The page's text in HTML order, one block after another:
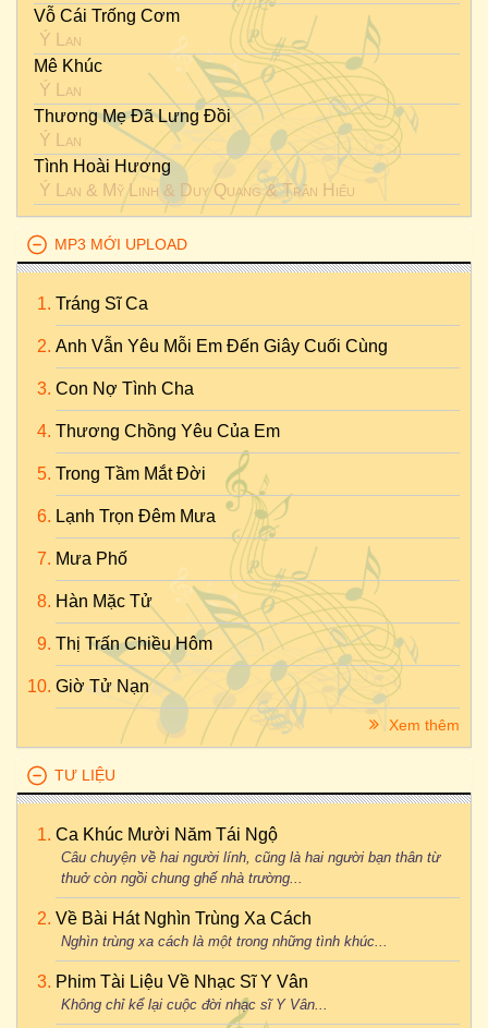
Vỗ Cái Trống Cơm
Ý Lan
Mê Khúc
Ý Lan
Thương Mẹ Đã Lưng Đồi
Ý Lan
Tình Hoài Hương
Ý Lan & Mỹ Linh & Duy Quang &Trần Hiếu
MP3 MỚI UPLOAD
Tráng Sĩ Ca
Anh Vẫn Yêu Mỗi Em Đến Giây Cuối Cùng
Con Nợ Tình Cha
Thương Chồng Yêu Của Em
Trong Tầm Mắt Đời
Lạnh Trọn Đêm Mưa
Mưa Phố
Hàn Mặc Tử
Thị Trấn Chiều Hôm
Giờ Tử Nạn
Xem thêm
TƯ LIỆU
Ca Khúc Mười Năm Tái Ngộ
Câu chuyện về hai người lính, cũng là hai người bạn thân từ
thuở còn ngồi chung ghế nhà trường...
Về Bài Hát Nghìn Trùng Xa Cách
Nghìn trùng xa cách là một trong những tình khúc...
Phim Tài Liệu Về Nhạc Sĩ Y Vân
Không chỉ kể lại cuộc đời nhạc sĩ Y Vân...